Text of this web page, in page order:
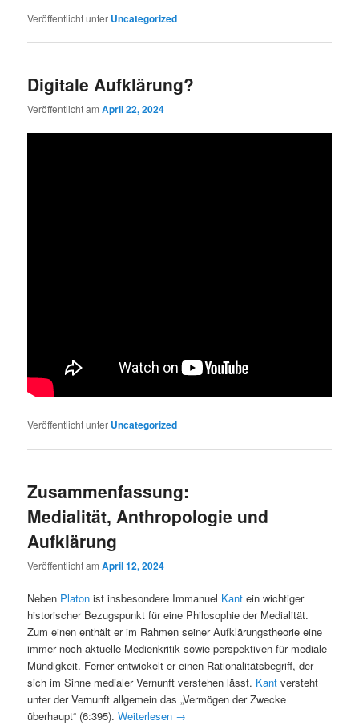
Veröffentlicht unter Uncategorized
Digitale Aufklärung?
Veröffentlicht amApril 22, 2024
Veröffentlicht unter Uncategorized
Zusammenfassung:
Medialität, Anthropologie und
Aufklärung
Veröffentlicht amApril 12, 2024
Neben Platon ist insbesondere Immanuel Kant ein wichtiger
historischer Bezugspunkt für eine Philosophie der Medialität.
Zum einen enthält er im Rahmen seiner Aufklärungstheorie eine
immer noch aktuelle Medienkritik sowie perspektiven für mediale
Mündigkeit. Ferner entwickelt er einen Rationalitätsbegriff, der
sich im Sinne medialer Vernunft verstehen lässt. Kant versteht
unter der Vernunft allgemein das „Vermögen der Zwecke
überhaupt“ (6:395).Weiterlesen →